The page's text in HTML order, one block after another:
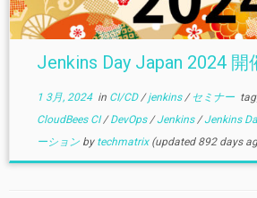
Jenkins Day Japan 2024 開
1 3月, 2024in CI/CD/jenkins/ セミナー
CloudBees CI/DevOps/Jenkins/Jenkins
ーション by techmatrix(updated 892 days